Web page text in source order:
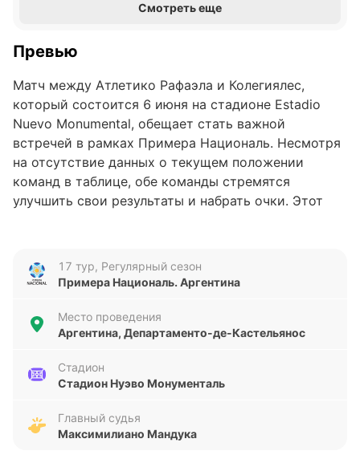
Смотреть еще
Превью
Матч между Атлетико Рафаэла и Колегиялес,
который состоится 6 июня на стадионе Estadio
Nuevo Monumental, обещает стать важной
встречей в рамках Примера Националь. Несмотря
на отсутствие данных о текущем положении
команд в таблице, обе команды стремятся
улучшить свои результаты и набрать очки. Этот
Анализ формы команд
формой: в последних пяти играх команда
поражения. За этот период они забили всего три
гола, пропустив шесть, что говорит о проблемах в
Колегиялес, напротив, демонстрируют более
стабильные результаты с двумя победами, двумя
17 тур, Регулярный сезон
Примера Националь. Аргентина
Место проведения
Аргентина, Департаменто-де-Кастельянос
Стадион
Стадион Нуэво Монументаль
Главный судья
Максимилиано Мандука